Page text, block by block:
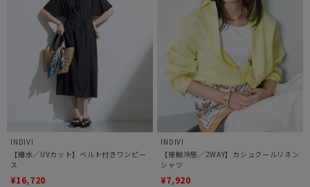
INDIVI
【撥水／UVカット】ベルト付きワンピー
ス
¥16,720
INDIVI
【接触冷感／2WAY】カシュクールリネン
シャツ
¥7,920